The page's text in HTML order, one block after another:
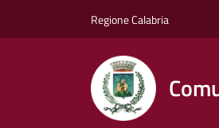
Regione Calabria